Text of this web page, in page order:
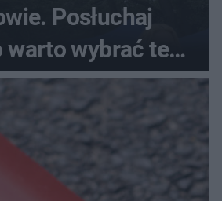
Posłuchaj
warto wybrać ten
na urlop!